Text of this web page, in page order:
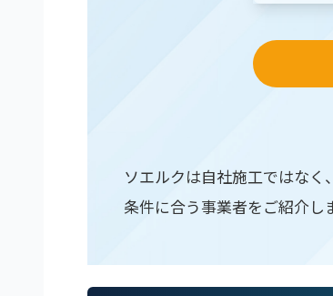
ソエルクは自社施工ではな
条件に合う事業者をご紹介し